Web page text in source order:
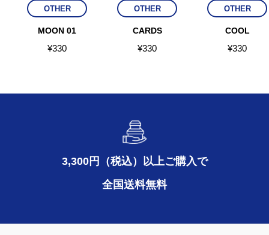
OTHER
MOON 01
¥330
OTHER
CARDS
¥330
OTHER
COOL
¥330
3,300円（税込）以上ご購入で
全国送料無料